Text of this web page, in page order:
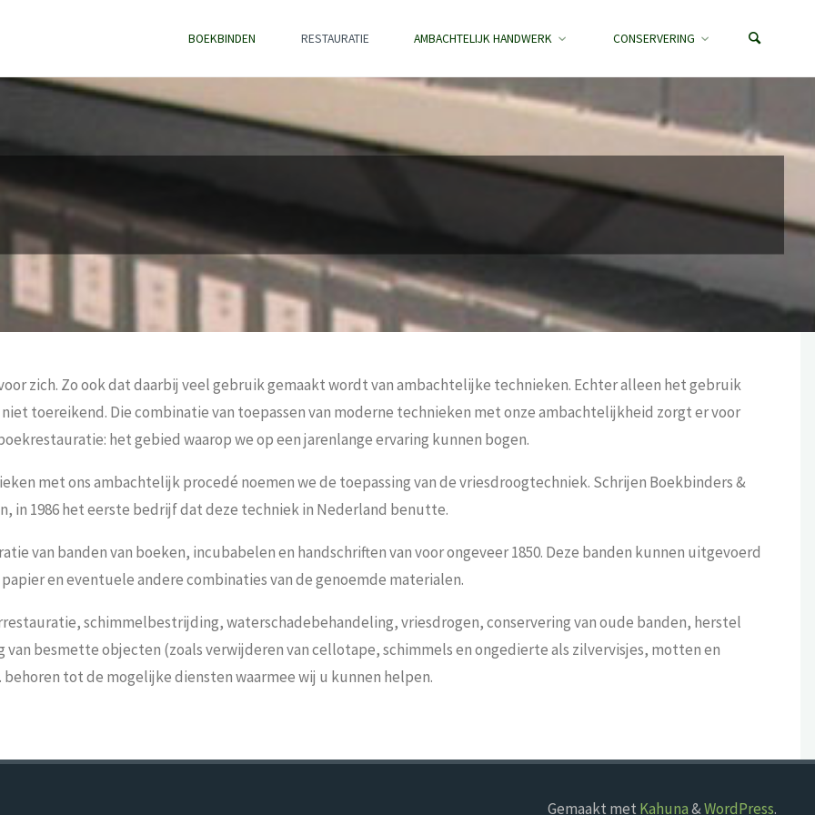
BOEKBINDEN RESTAURATIE AMBACHTELIJK HANDWERK CONSERVERING
zich. Zo ook dat daarbij veel gebruik gemaakt wordt van ambachtelijke technieken. Echter alleen het gebruik
toereikend. Die combinatie van toepassen van moderne technieken met onze ambachtelijkheid zorgt er voor
het gebied waarop we op een jarenlange ervaring kunnen bogen.
met ons ambachtelijk procedé noemen we de toepassing van de vriesdroogtechniek. Schrijen Boekbinders &
in 1986 het eerste bedrijf dat deze techniek in Nederland benutte.
van banden van boeken, incubabelen en handschriften van voor ongeveer 1850. Deze banden kunnen uitgevoerd
en eventuele andere combinaties van de genoemde materialen.
schimmelbestrijding, waterschadebehandeling, vriesdrogen, conservering van oude banden, herstel
van besmette objecten (zoals verwijderen van cellotape, schimmels en ongedierte als zilvervisjes, motten en
tot de mogelijke diensten waarmee wij u kunnen helpen.
Gemaakt met Kahuna&WordPress.